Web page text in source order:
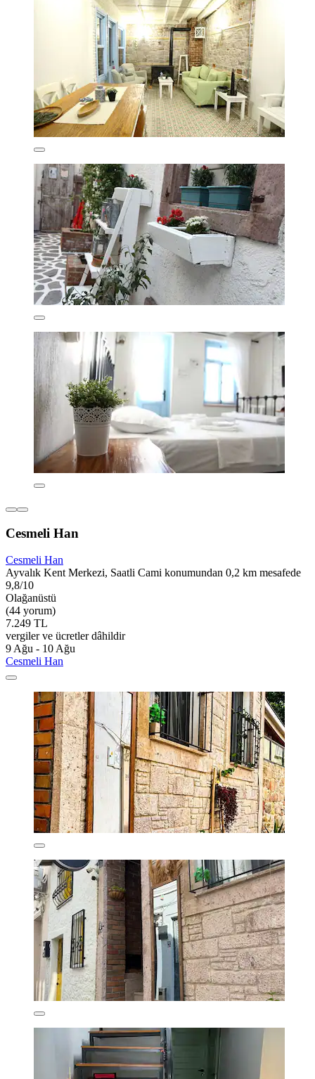
Cesmeli Han
Cesmeli Han
Ayvalık Kent Merkezi, Saatli Cami konumundan 0,2 km mesafede
9,8/10
Olağanüstü
(44 yorum)
7.249 TL
vergiler ve ücretler dâhildir
9 Ağu - 10 Ağu
Cesmeli Han